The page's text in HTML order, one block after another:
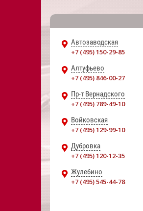
Автозаводская
+7 (495) 150-29-85
Алтуфьево
+7 (495) 846-00-27
Пр-т Вернадского
+7 (495) 789-49-10
Войковская
+7 (495) 129-99-10
Дубровка
+7 (495) 120-12-35
Жулебино
+7 (495) 545-44-78